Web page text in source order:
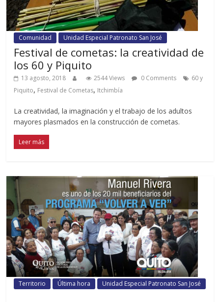
Comunidad Unidad Especial Patronato San José
Festival de cometas: la creatividad de
los 60 y Piquito
13 agosto, 2018 2544 Views 0 Comments
60 y
Piquito, Festival de Cometas, Itchimbía
La creatividad, la imaginación y el trabajo de los adultos
mayores plasmados en la construcción de cometas.
Leer más
Territorio Última hora Unidad Especial Patronato San José